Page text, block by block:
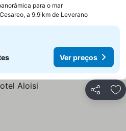
para o marVer preços
a 9.9 km de Leverano
Ver preços
Partilhar